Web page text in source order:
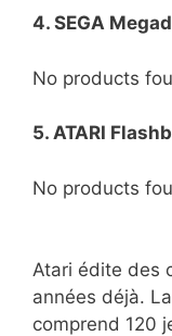
4. SEGA
No products
5. ATARI
No products
Atari édite des
années déjà.
comprend 120